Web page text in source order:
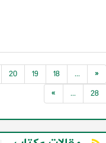
«
...
18
19
20
28
...
»